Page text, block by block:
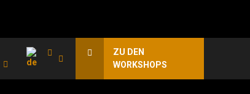
ZU DEN
WORKSHOPS